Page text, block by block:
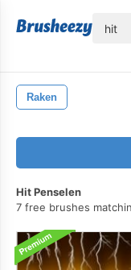
Raken
Hit Penselen
7 free brushes